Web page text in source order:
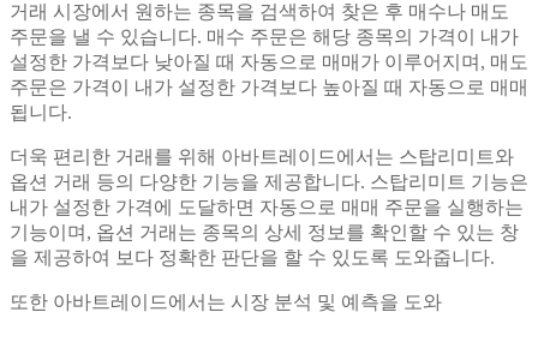
거래 시장에서 원하는 종목을 검색하여 찾은 후 매수나 매도
주문을 낼 수 있습니다. 매수 주문은 해당 종목의 가격이 내가
설정한 가격보다 낮아질 때 자동으로 매매가 이루어지며, 매도
주문은 가격이 내가 설정한 가격보다 높아질 때 자동으로 매매
됩니다.
더욱 편리한 거래를 위해 아바트레이드에서는 스탑리미트와
옵션 거래 등의 다양한 기능을 제공합니다. 스탑리미트 기능은
내가 설정한 가격에 도달하면 자동으로 매매 주문을 실행하는
기능이며, 옵션 거래는 종목의 상세 정보를 확인할 수 있는 창
을 제공하여 보다 정확한 판단을 할 수 있도록 도와줍니다.
또한 아바트레이드에서는 시장 분석 및 예측을 도와